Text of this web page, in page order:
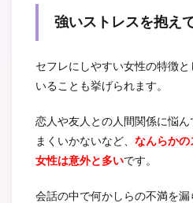
強いストレスを抱え
セフレにしやすい女性の特徴
いることも挙げられます。
恋人や友人との人間関係に悩
まくいかないなど、 なんらかの
女性は意外と多いです。
会話の中で何かしらの不満を